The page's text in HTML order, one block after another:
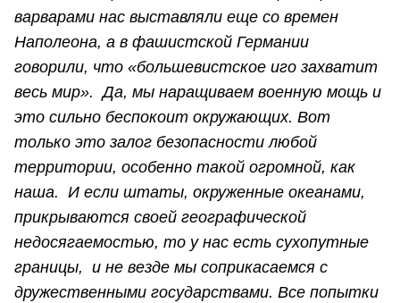
варварами нас выставляли еще со времен
Наполеона, а в фашистской Германии
говорили, что «большевистское иго захватит
весь мир». Да, мы наращиваем военную мощь и
это сильно беспокоит окружающих. Вот
только это залог безопасности любой
территории, особенно такой огромной, как
наша. И если штаты, окруженные океанами,
прикрываются своей географической
недосягаемостью, то у нас есть сухопутные
границы, и не везде мы соприкасаемся с
дружественными государствами. Все попытки